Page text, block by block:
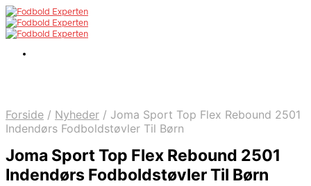
Forside / Nyheder / Joma Sport Top Flex Rebound 2501
Indendørs Fodboldstøvler Til Børn
Joma Sport Top Flex Rebound 2501
Indendørs Fodboldstøvler Til Børn